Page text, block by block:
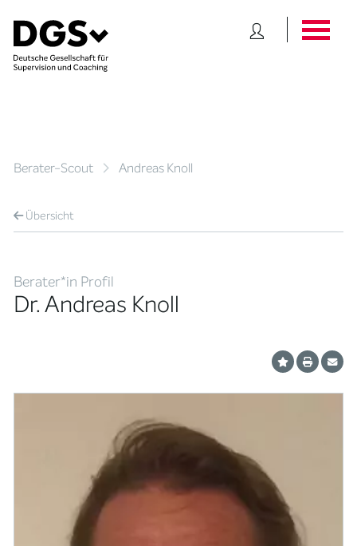
Berater-Scout Andreas Knoll
Übersicht
Berater*in Profil
Dr. Andreas Knoll